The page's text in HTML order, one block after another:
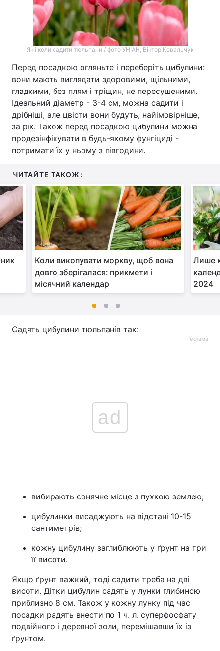
Як і коли садити тюльпани / фото УНІАН, Віктор Ковальчук
Перед посадкою огляньте і переберіть цибулини:
вони мають виглядати здоровими, щільними,
гладкими, без плям і тріщин, не пересушеними.
Ідеальний діаметр - 3-4 см, можна садити і
дрібніші, але цвісти вони будуть, найімовірніше,
за рік. Також перед посадкою цибулини можна
продезінфікувати в будь-якому фунгіциді -
потримати їх у ньому з півгодини.
ЧИТАЙТЕ ТАКОЖ:
Коли викопувати моркву, щоб вона
довго зберігалася: прикмети і
місячний календар
Лише
2024
Садять цибулини тюльпанів так:
Реклама
ad
вибирають сонячне місце з пухкою землею;
цибулинки висаджують на відстані 10-15
сантиметрів;
кожну цибулину заглиблюють у ґрунт на три
її висоти.
Якщо ґрунт важкий, тоді садити треба на дві
висоти. Дітки цибулин садять у лунки глибиною
приблизно 8 см. Також у кожну лунку під час
посадки радять внести по 1 ч. л. суперфосфату
подвійного і деревної золи, перемішавши їх із
ґрунтом.